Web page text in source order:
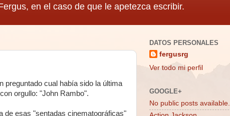
en el caso de que le apetezca escribir.
preguntado cual había sido la última
orgullo: "John Rambo".
de esas "sentadas cinematográficas"
DATOS PERSONALES
fergusrg
Ver todo mi perfil
GOOGLE+
No public posts available.